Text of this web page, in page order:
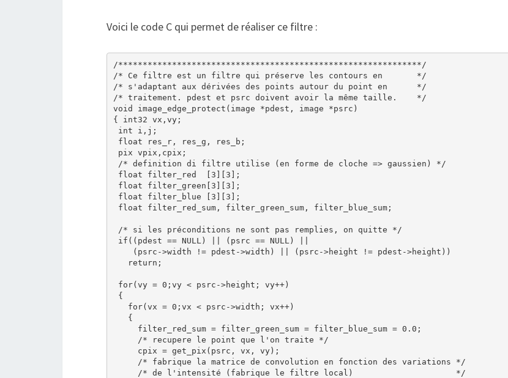
Voici le code C qui permet de réaliser ce filtre :
/**************************************************************/
/* Ce filtre est un filtre qui préserve les contours en       */
/* s'adaptant aux dérivées des points autour du point en      */
/* traitement. pdest et psrc doivent avoir la même taille.    */
void image_edge_protect(image *pdest, image *psrc)
{ int32 vx,vy;
int i,j;
float res_r, res_g, res_b;
pix vpix,cpix;
/* definition di filtre utilise (en forme de cloche => gaussien) */
float filter_red  [3][3];
float filter_green[3][3];
float filter_blue [3][3];
float filter_red_sum, filter_green_sum, filter_blue_sum;
/* si les préconditions ne sont pas remplies, on quitte */
if((pdest == NULL) || (psrc == NULL) ||
(psrc->width != pdest->width) || (psrc->height != pdest->height))
return;
for(vy = 0;vy < psrc->height; vy++)
{
for(vx = 0;vx < psrc->width; vx++)
{
filter_red_sum = filter_green_sum = filter_blue_sum = 0.0;
/* recupere le point que l'on traite */
cpix = get_pix(psrc, vx, vy);
/* fabrique la matrice de convolution en fonction des variations */
/* de l'intensité (fabrique le filtre local)                     */